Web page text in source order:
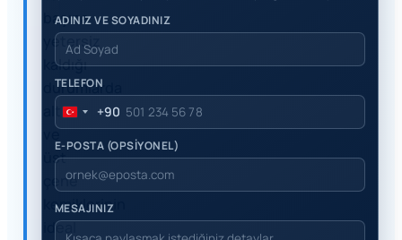
başına
yetersiz
kaldığı
durumlarda
ve
üst
çene
kemiklerinin
ideal
ADINIZ VE SOYADINIZ
TELEFON
Turkey
+90
+90
E-POSTA (OPSİYONEL)
MESAJINIZ